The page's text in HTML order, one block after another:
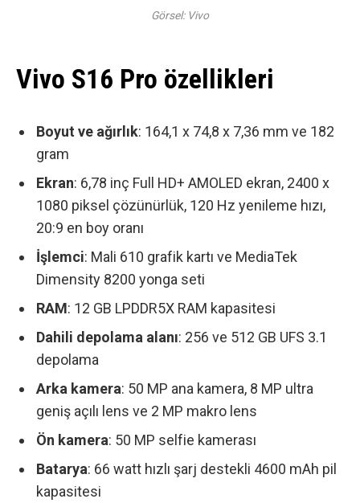
Görsel: Vivo
Vivo S16 Pro özellikleri
Boyut ve ağırlık: 164,1 x 74,8 x 7,36 mm ve 182
gram
Ekran: 6,78 inç Full HD+ AMOLED ekran, 2400 x
1080 piksel çözünürlük, 120 Hz yenileme hızı,
20:9 en boy oranı
İşlemci: Mali 610 grafik kartı ve MediaTek
Dimensity 8200 yonga seti
RAM: 12 GB LPDDR5X RAM kapasitesi
Dahili depolama alanı: 256 ve 512 GB UFS 3.1
depolama
Arka kamera: 50 MP ana kamera, 8 MP ultra
geniş açılı lens ve 2 MP makro lens
Ön kamera: 50 MP selfie kamerası
Batarya: 66 watt hızlı şarj destekli 4600 mAh pil
kapasitesi